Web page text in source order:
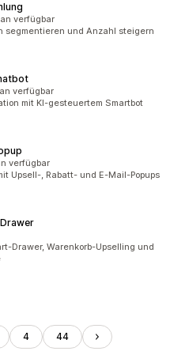
verfügbar
segmentieren und Anzahl steigern
verfügbar
mit KI-gesteuertem Smartbot
verfügbar
Upsell-, Rabatt- und E-Mail-Popups
Drawer, Warenkorb-Upselling und
4 44